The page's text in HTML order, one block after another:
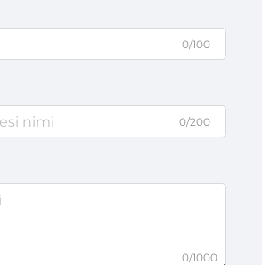
0/100
0/200
0/1000